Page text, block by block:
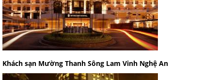
Khách sạn Mường Thanh Sông Lam Vinh Nghệ An